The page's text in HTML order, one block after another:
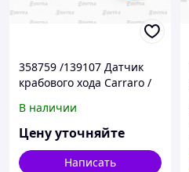
358759 /139107 Датчик
крабового хода Carraro /
В наличии
Цену уточняйте
Написать